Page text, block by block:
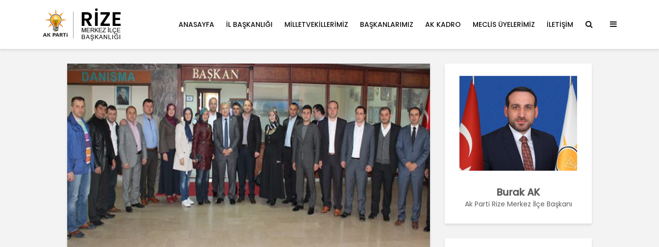
ANASAYFA İL BAŞKANLIĞI MILLETVEKILLERIMIZ BAŞKANLARIMIZ AK KADRO MECLIS ÜYELERIMIZ İLETIŞIM
Burak AK
Ak Parti Rize Merkez İlçe Başkanı